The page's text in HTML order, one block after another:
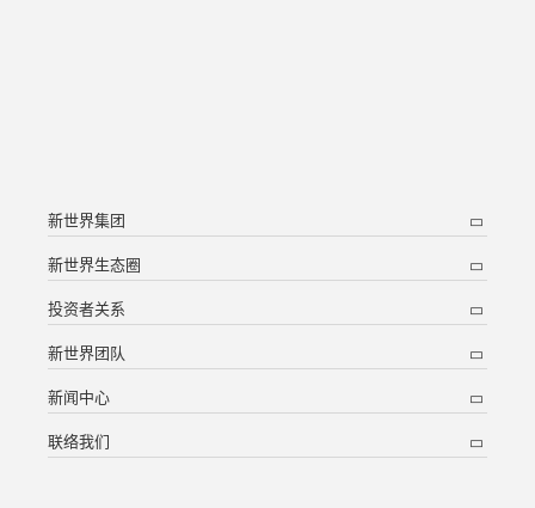
新世界集团
新世界生态圈
投资者关系
新世界团队
新闻中心
联络我们